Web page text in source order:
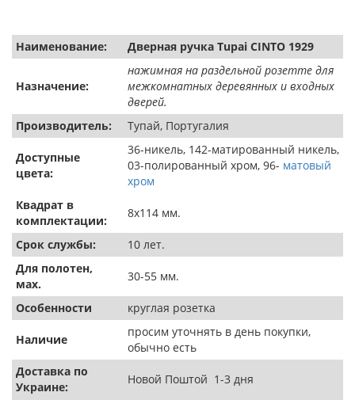
Наименование: Дверная ручка Tupai CINTO 1929
Назначение:
нажимная на раздельной розетте для
межкомнатных деревянных и входных
дверей.
Производитель:
Тупай, Португалия
Доступные
цвета:
36-никель, 142-матированный никель,
03-полированный хром, 96- матовый
хром
Квадрат в
комплектации:
8х114 мм.
Срок службы:
10 лет.
Для полотен,
мах.
30-55 мм.
Особенности круглая розетка
Наличие
просим уточнять в день покупки,
обычно есть
Доставка по
Украине:
Новой Поштой 1-3 дня